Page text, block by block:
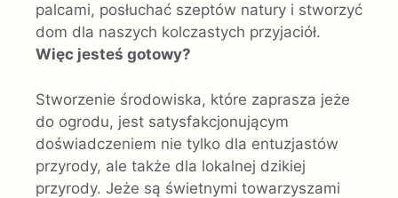
palcami, posłuchać szeptów natury i stworzyć
dom dla naszych kolczastych przyjaciół.
Więc jesteś gotowy?
Stworzenie środowiska, które zaprasza jeże
do ogrodu, jest satysfakcjonującym
doświadczeniem nie tylko dla entuzjastów
przyrody, ale także dla lokalnej dzikiej
przyrody. Jeże są świetnymi towarzyszami